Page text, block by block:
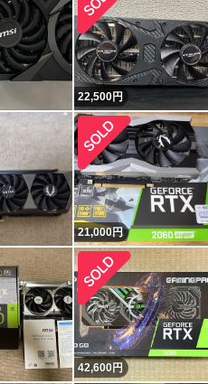
22,500円
21,000円
42,600円